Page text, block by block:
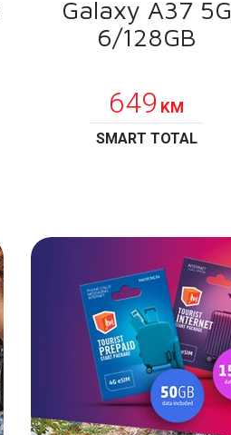
Galaxy A37 5G
6/128GB
649 KM
SMART TOTAL